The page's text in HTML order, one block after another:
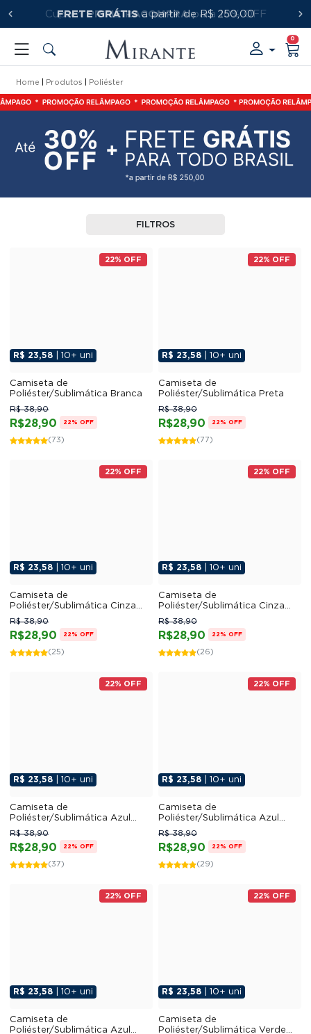
PRIMEIRACOMPRA
FRETE GRÁTISa partir de R$ 250,00
0
Home Produtos Poliéster
FILTROS
22% OFF
R$ 23,58 | 10+ uni
Camiseta de
Poliéster/Sublimática Branca
R$28,90
R$ 38,90
22% OFF
(73)
22% OFF
R$ 23,58 | 10+ uni
Camiseta de
Poliéster/Sublimática Preta
R$28,90
R$ 38,90
22% OFF
(77)
22% OFF
R$ 23,58 | 10+ uni
Camiseta de
Poliéster/Sublimática Cinza
Mescla
R$28,90
R$ 38,90
22% OFF
(25)
22% OFF
R$ 23,58 | 10+ uni
Camiseta de
Poliéster/Sublimática Cinza
Claro
R$28,90
R$ 38,90
22% OFF
(26)
22% OFF
R$ 23,58 | 10+ uni
Camiseta de
Poliéster/Sublimática Azul
Marinho
R$28,90
R$ 38,90
22% OFF
(37)
22% OFF
R$ 23,58 | 10+ uni
Camiseta de
Poliéster/Sublimática Azul
Royal
R$28,90
R$ 38,90
22% OFF
(29)
22% OFF
R$ 23,58 | 10+ uni
Camiseta de
Poliéster/Sublimática Azul
22% OFF
R$ 23,58 | 10+ uni
Camiseta de
Poliéster/Sublimática Verde